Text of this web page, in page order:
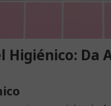
Higiénico: Da